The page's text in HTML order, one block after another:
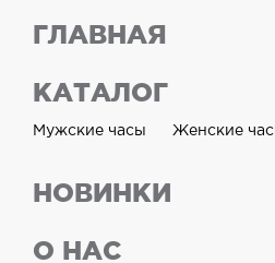
ГЛАВНАЯ
КАТАЛОГ
Мужские часы Женские
НОВИНКИ
О НАС